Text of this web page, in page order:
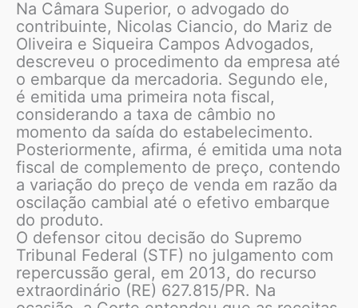
Na Câmara Superior, o advogado do
contribuinte, Nicolas Ciancio, do Mariz de
Oliveira e Siqueira Campos Advogados,
descreveu o procedimento da empresa até
o embarque da mercadoria. Segundo ele,
é emitida uma primeira nota fiscal,
considerando a taxa de câmbio no
momento da saída do estabelecimento.
Posteriormente, afirma, é emitida uma nota
fiscal de complemento de preço, contendo
a variação do preço de venda em razão da
oscilação cambial até o efetivo embarque
do produto.
O defensor citou decisão do Supremo
Tribunal Federal (STF) no julgamento com
repercussão geral, em 2013, do recurso
extraordinário (RE) 627.815/PR. Na